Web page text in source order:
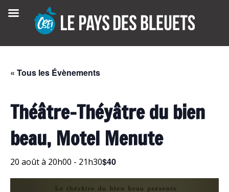
content
« Tous les Évènements
Théâtre-Théyâtre du bien
beau, Motel Menute
20 août à 20h00 - 21h30$40